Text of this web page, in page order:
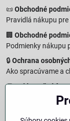
📜 Obchodné
Pravidlá nákupu
🏢 Obchodné
Podmienky nákupu
🔒Ochrana
Ako spracúvame a
🧾Reklamačný
Jednoduché